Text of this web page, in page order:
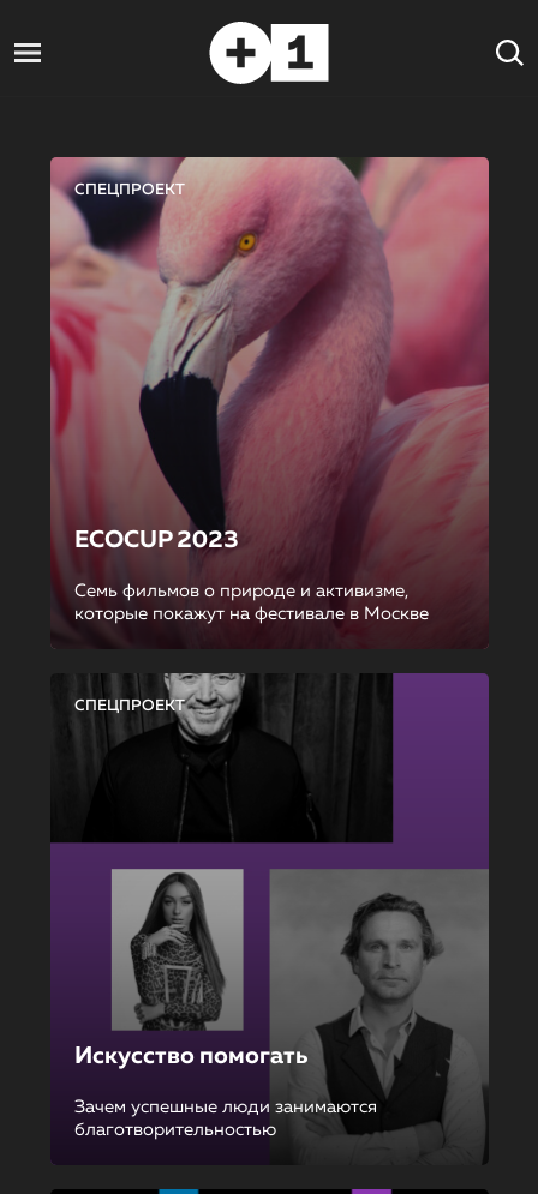
СПЕЦПРОЕКТ
ECOCUP 2023
Семь фильмов о природе и активизме,
которые покажут на фестивале в Москве
СПЕЦПРОЕКТ
Искусство помогать
Зачем успешные люди занимаются
благотворительностью